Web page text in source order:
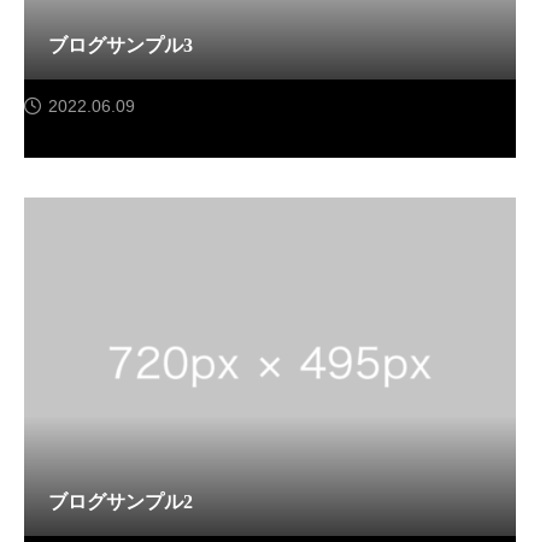
ブログサンプル3
2022.06.09
ブログサンプル2